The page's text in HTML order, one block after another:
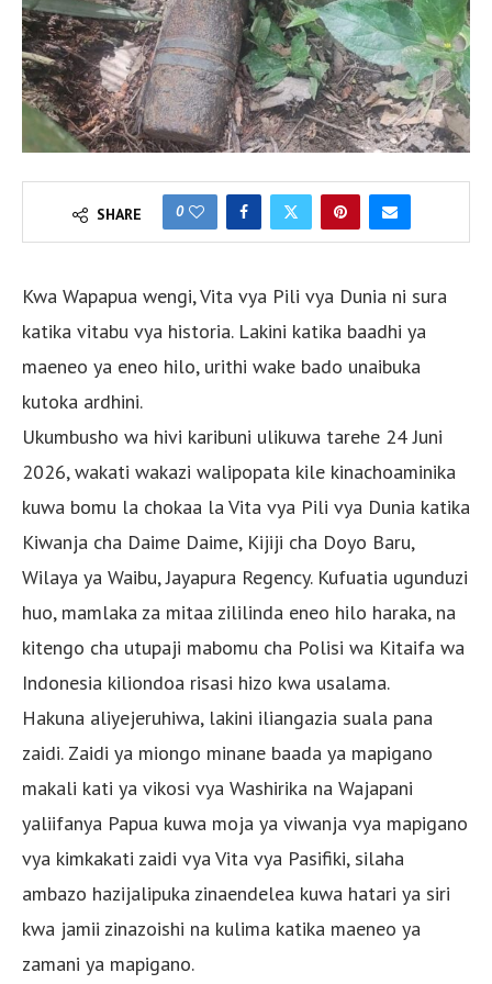
SHARE 0
Kwa Wapapua wengi, Vita vya Pili vya Dunia ni sura
katika vitabu vya historia. Lakini katika baadhi ya
maeneo ya eneo hilo, urithi wake bado unaibuka
kutoka ardhini.
Ukumbusho wa hivi karibuni ulikuwa tarehe 24 Juni
2026, wakati wakazi walipopata kile kinachoaminika
kuwa bomu la chokaa la Vita vya Pili vya Dunia katika
Kiwanja cha Daime Daime, Kijiji cha Doyo Baru,
Wilaya ya Waibu, Jayapura Regency. Kufuatia ugunduzi
huo, mamlaka za mitaa zililinda eneo hilo haraka, na
kitengo cha utupaji mabomu cha Polisi wa Kitaifa wa
Indonesia kiliondoa risasi hizo kwa usalama.
Hakuna aliyejeruhiwa, lakini iliangazia suala pana
zaidi. Zaidi ya miongo minane baada ya mapigano
makali kati ya vikosi vya Washirika na Wajapani
yaliifanya Papua kuwa moja ya viwanja vya mapigano
vya kimkakati zaidi vya Vita vya Pasifiki, silaha
ambazo hazijalipuka zinaendelea kuwa hatari ya siri
kwa jamii zinazoishi na kulima katika maeneo ya
zamani ya mapigano.